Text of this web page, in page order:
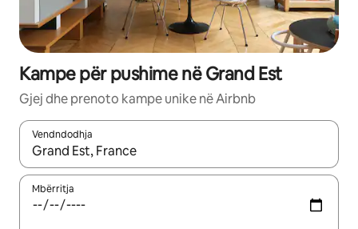
Kampe për pushime në Grand Est
Gjej dhe prenoto kampe unike në Airbnb
Vendndodhja
Kur rezultatet të jenë të disponueshme, lëviz me butonat e
Mbërritja